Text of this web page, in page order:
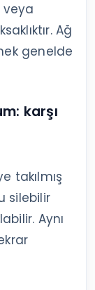
veya
Ağ
genelde
karşı
takılmış
silebilir
Aynı